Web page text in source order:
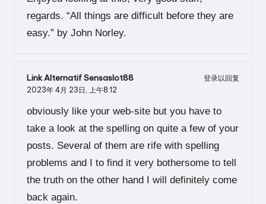
regards. “All things are difficult before they are
easy.” by John Norley.
Link Alternatif Sensaslot88
登录以回复
2023年 4月 23日, 上午8:12
obviously like your web-site but you have to
take a look at the spelling on quite a few of your
posts. Several of them are rife with spelling
problems and I to find it very bothersome to tell
the truth on the other hand I will definitely come
back again.